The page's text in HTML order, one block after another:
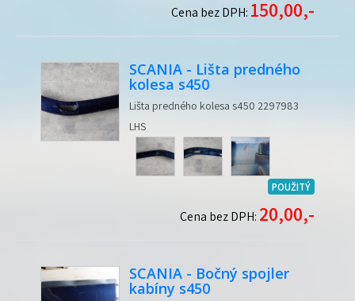
Cena bez DPH: 150,00,-
SCANIA - Lišta predného
kolesa s450
Lišta predného kolesa s450 2297983
LHS
POUŽITÝ
Cena bez DPH: 20,00,-
SCANIA - Bočný spojler
kabíny s450